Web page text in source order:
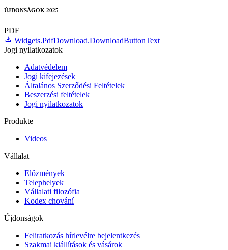
ÚJDONSÁGOK 2025
PDF
Widgets.PdfDownload.DownloadButtonText
Jogi nyilatkozatok
Adatvédelem
Jogi kifejezések
Általános Szerződési Feltételek
Beszerzési feltételek
Jogi nyilatkozatok
Produkte
Videos
Vállalat
Előzmények
Telephelyek
Vállalati filozófia
Kodex chování
Újdonságok
Feliratkozás hírlevélre bejelentkezés
Szakmai kiállítások és vásárok